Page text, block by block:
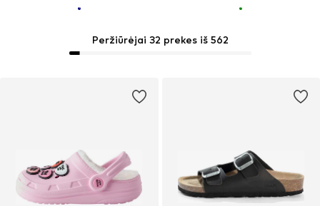
Peržiūrėjai 32 prekes iš 562